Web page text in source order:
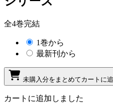
全4巻完結
1巻から
最新刊から
未購入分をまとめてカートに
カートに追加しました